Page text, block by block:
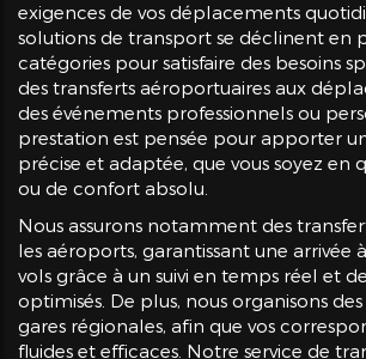
exigences de vos déplacements
solutions de transport se déclinent en
catégories pour satisfaire des besoins
des transferts aéroportuaires aux
des événements professionnels ou
prestation est pensée pour apporter
précise et adaptée, que vous soyez en
ou de confort absolu.
Nous assurons notamment des
les aéroports, garantissant une arrivée
vols grâce à un suivi en temps réel et
optimisés. De plus, nous organisons
gares régionales, afin que vos
fluides et efficaces. Notre service de